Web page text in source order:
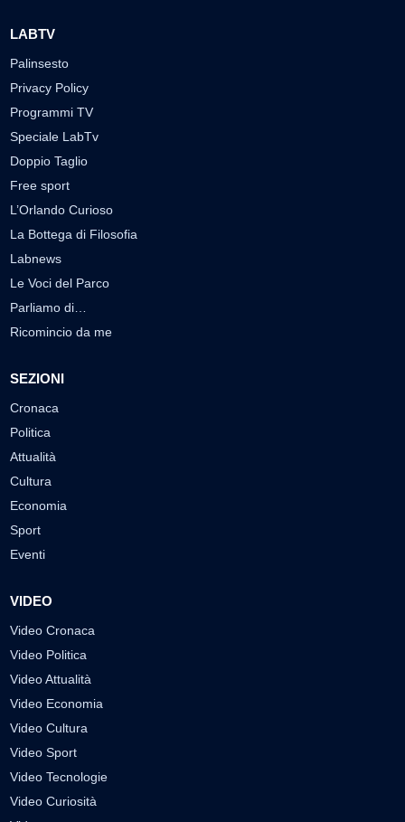
LABTV
Palinsesto
Privacy Policy
Programmi TV
Speciale LabTv
Doppio Taglio
Free sport
L’Orlando Curioso
La Bottega di Filosofia
Labnews
Le Voci del Parco
Parliamo di…
Ricomincio da me
SEZIONI
Cronaca
Politica
Attualità
Cultura
Economia
Sport
Eventi
VIDEO
Video Cronaca
Video Politica
Video Attualità
Video Economia
Video Cultura
Video Sport
Video Tecnologie
Video Curiosità